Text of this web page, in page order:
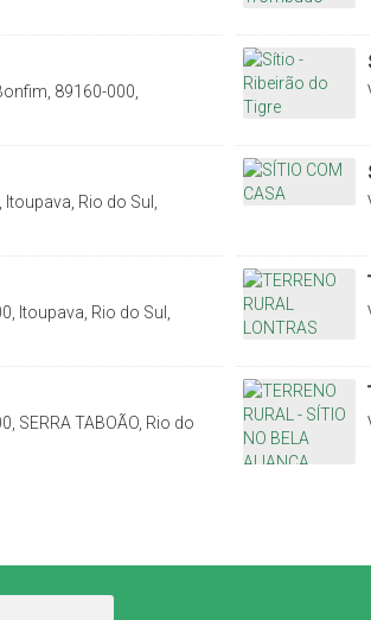
89160-000,
Rio do Sul,
Itoupava, Rio do Sul,
SERRA TABOÃO, Rio do